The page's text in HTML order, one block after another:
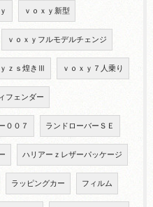
ｖｏｘｙ新型
ｖｏｘｙフルモデルチェンジ
ｚｓ煌きⅢ ｖｏｘｙ７人乗り
フェンダー
００７ ランドローバーＳＥ
ハリアーｚレザーパッケージ
ラッピングカー フィルム